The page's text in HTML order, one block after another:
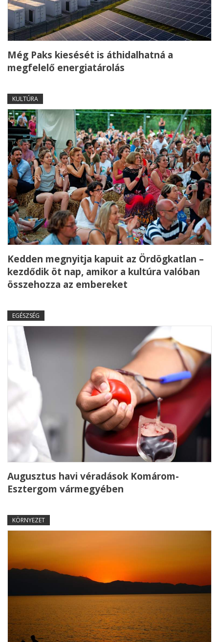
Még Paks kiesését is áthidalhatná a
megfelelő energiatárolás
KULTÚRA
Kedden megnyitja kapuit az Ördögkatlan –
kezdődik öt nap, amikor a kultúra valóban
összehozza az embereket
EGÉSZSÉG
Augusztus havi véradások Komárom-
Esztergom vármegyében
KÖRNYEZET